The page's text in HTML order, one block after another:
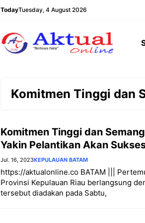
TodayTuesday, 4 August 2026
Komitmen Tinggi dan
Komitmen Tinggi dan
Yakin Pelantikan Akan
Jul. 16, 2023KEPULAUAN BATAM
https://aktualonline.co BATAM |||
Provinsi Kepulauan Riau berlangsung
tersebut diadakan pada Sabtu,